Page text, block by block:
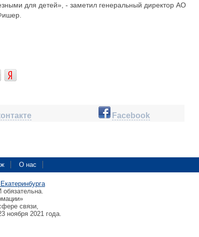
для детей», - заметил генеральный директор АО
Facebook
О нас
связи,
ноября 2021 года.